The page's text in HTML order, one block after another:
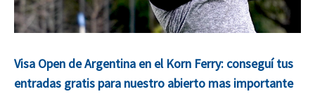
Visa Open de Argentina en el Korn Ferry: conseguí tus
entradas gratis para nuestro abierto mas importante